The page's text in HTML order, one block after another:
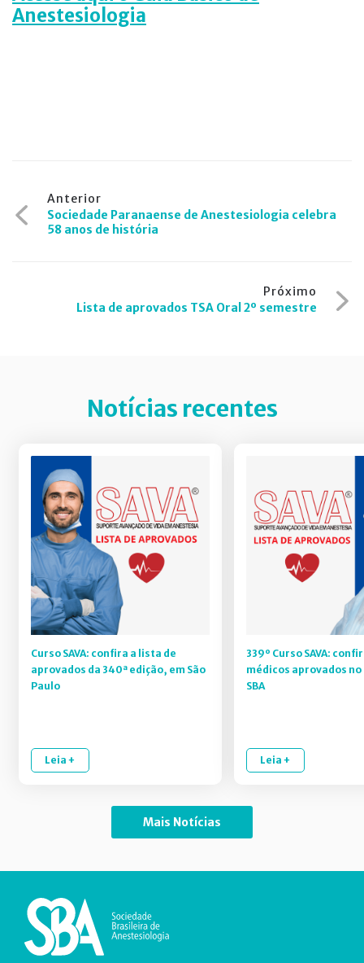
Anestesiologia
Navegação
de
Anterior
Sociedade Paranaense de Anestesiologia celebra
58 anos de história
Próximo
Lista de aprovados TSA Oral 2º semestre
Notícias recentes
Curso SAVA: confira a lista de
aprovados da 340ª edição, em São
Paulo
Leia +
339º Curso SAVA:
médicos aprovados
SBA
Leia +
Mais Notícias